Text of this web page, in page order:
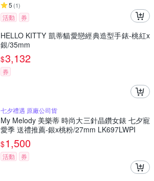
5 (1)
活動 券
HELLO KITTY 凱蒂貓愛戀經典造型手錶-桃紅x
銀/35mm
$3,132
券
七夕禮遇 原廠公司貨
My Melody 美樂蒂 時尚大三針晶鑽女錶 七夕寵
愛季 送禮推薦-銀x桃粉/27mm LK697LWPI
$1,500
活動 券